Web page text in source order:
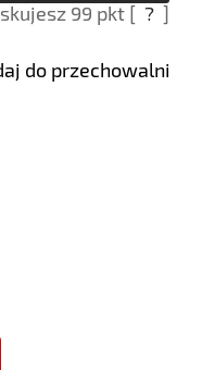
99 pkt [ ? ]
do przechowalni